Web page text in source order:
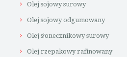
Olej sojowy surowy
Olej sojowy odgumowany
Olej słonecznikowy surowy
Olej rzepakowy rafinowany